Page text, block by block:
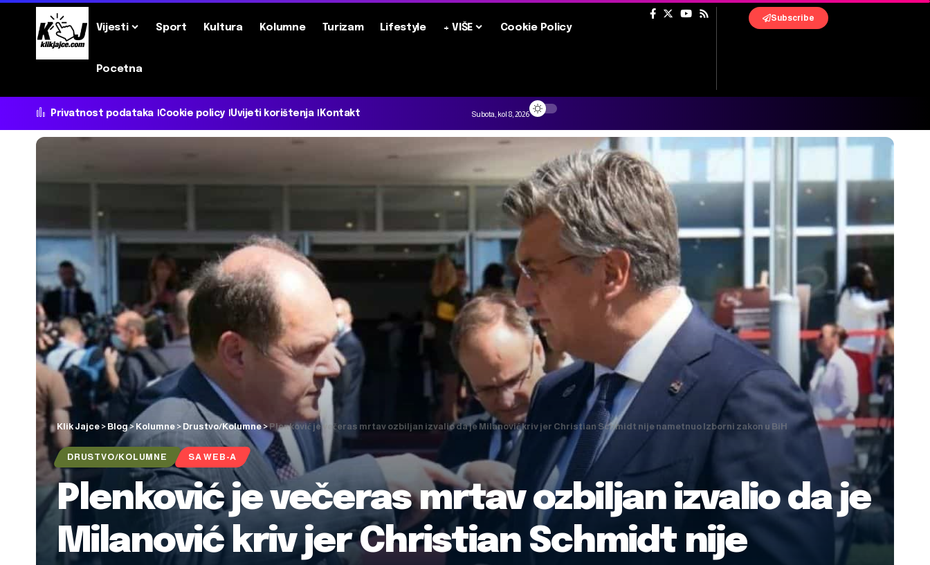
Vijesti Sport Kultura Kolumne Turizam Lifestyle + VIŠE Cookie Policy
Pocetna
Subscribe
Privatnost podataka Cookie policy Uvijeti korištenja Kontakt Subota, kol 8, 2026
Klik Jajce > Blog> Kolumne > Drustvo/Kolumne>Plenković je večeras mrtav ozbiljan izvalio da je Milanović kriv jer Christian Schmidt nije nametnuo Izborni zakon u BiH
DRUSTVO/KOLUMNE SA WEB-A
Plenković je večeras mrtav ozbiljan izvalio da je
Milanović kriv jer Christian Schmidt nije